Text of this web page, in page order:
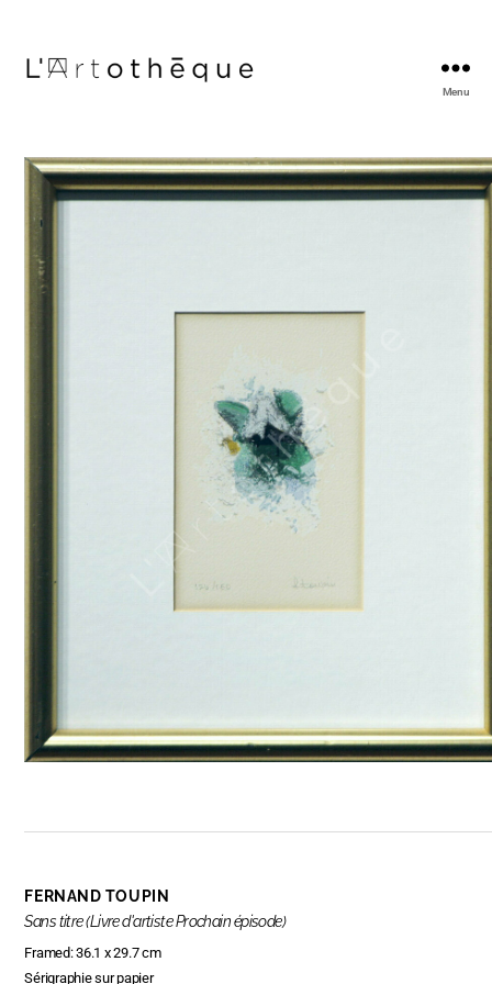
Menu
FERNAND TOUPIN
Sans titre (Livre d'artiste Prochain épisode)
Framed: 36.1 x 29.7 cm
Sérigraphie sur papier